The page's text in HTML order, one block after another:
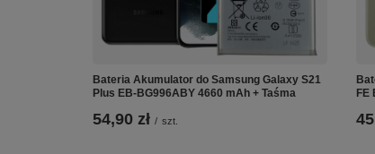
Bateria Akumulator do Samsung Galaxy S21
Plus EB-BG996ABY 4660 mAh + Taśma
54,90 zł / szt.
FE